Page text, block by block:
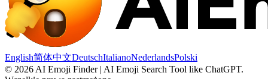
English简体中文DeutschItalianoNederlandsPolski
© 2026 AI Emoji Finder | AI Emoji Search Tool like ChatGPT.